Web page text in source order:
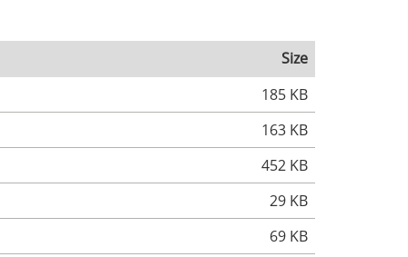
Size
185 KB
163 KB
452 KB
29 KB
69 KB